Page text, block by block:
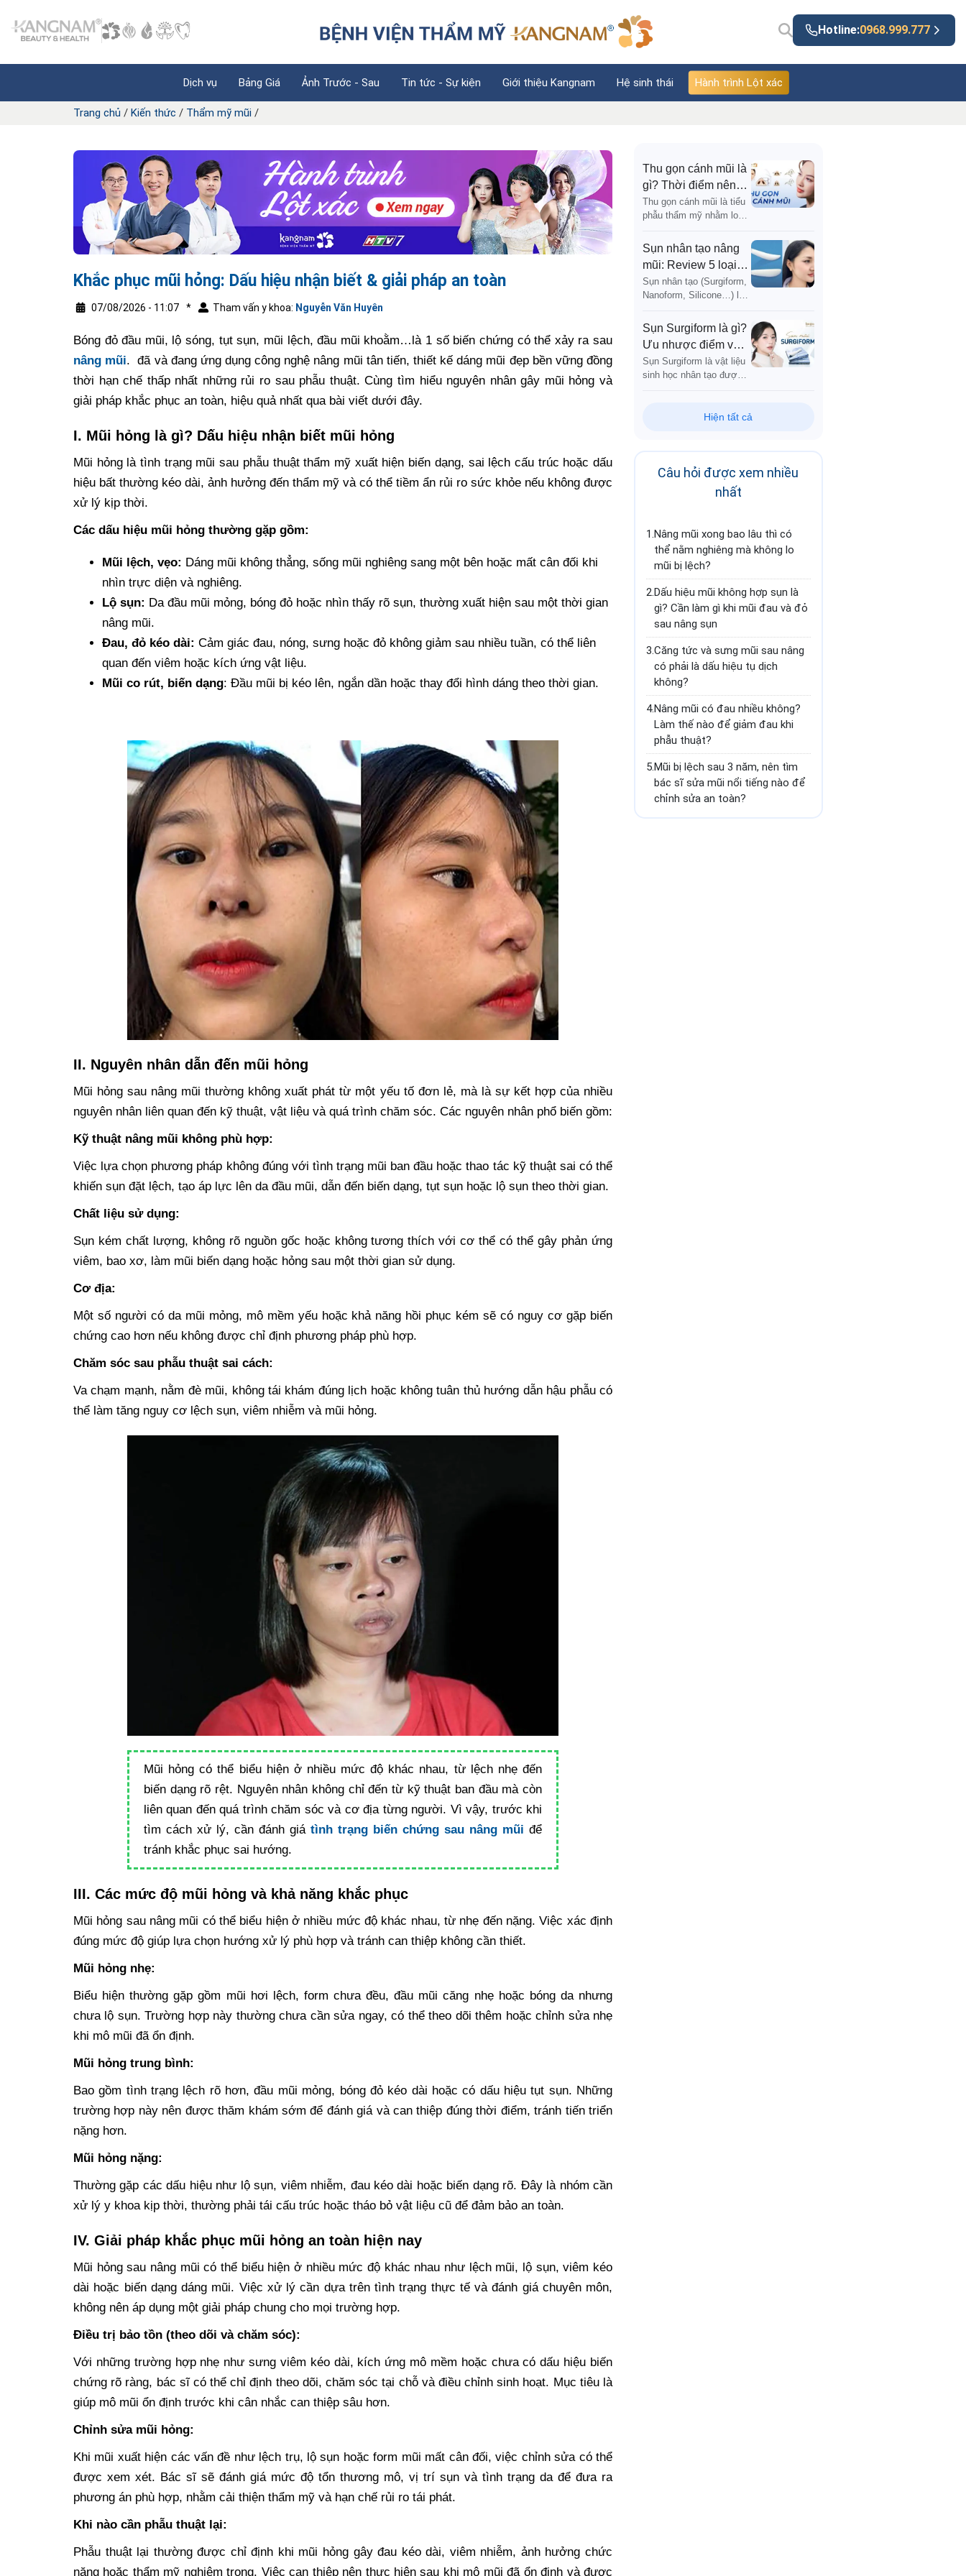
Hotline:0968.999.777
Dịch vụ Bảng Giá Ảnh Trước - Sau Tin tức - Sự kiện Giới thiệu Kangnam Hệ sinh thái Hành trình Lột xác
Trang chủ / Kiến thức / Thẩm mỹ mũi /
Khắc phục mũi hỏng: Dấu hiệu nhận biết & giải pháp an toàn
07/08/2026 - 11:07 * Tham vấn y khoa: Nguyễn Văn Huyên
Bóng đỏ đầu mũi, lộ sóng, tụt sụn, mũi lệch, đầu mũi khoằm…là 1 số biến chứng có thể xảy ra sau
nâng mũi. đã và đang ứng dụng công nghệ nâng mũi tân tiến, thiết kế dáng mũi đẹp bền vững đồng
thời hạn chế thấp nhất những rủi ro sau phẫu thuật. Cùng tìm hiểu nguyên nhân gây mũi hỏng và
giải pháp khắc phục an toàn, hiệu quả nhất qua bài viết dưới đây.
I. Mũi hỏng là gì? Dấu hiệu nhận biết mũi hỏng
Mũi hỏng là tình trạng mũi sau phẫu thuật thẩm mỹ xuất hiện biến dạng, sai lệch cấu trúc hoặc dấu
hiệu bất thường kéo dài, ảnh hưởng đến thẩm mỹ và có thể tiềm ẩn rủi ro sức khỏe nếu không được
xử lý kịp thời.
Các dấu hiệu mũi hỏng thường gặp gồm:
Mũi lệch, vẹo: Dáng mũi không thẳng, sống mũi nghiêng sang một bên hoặc mất cân đối khi
nhìn trực diện và nghiêng.
Lộ sụn: Da đầu mũi mỏng, bóng đỏ hoặc nhìn thấy rõ sụn, thường xuất hiện sau một thời gian
nâng mũi.
Đau, đỏ kéo dài: Cảm giác đau, nóng, sưng hoặc đỏ không giảm sau nhiều tuần, có thể liên
quan đến viêm hoặc kích ứng vật liệu.
Mũi co rút, biến dạng: Đầu mũi bị kéo lên, ngắn dần hoặc thay đổi hình dáng theo thời gian.
II. Nguyên nhân dẫn đến mũi hỏng
Mũi hỏng sau nâng mũi thường không xuất phát từ một yếu tố đơn lẻ, mà là sự kết hợp của nhiều
nguyên nhân liên quan đến kỹ thuật, vật liệu và quá trình chăm sóc. Các nguyên nhân phổ biến gồm:
Kỹ thuật nâng mũi không phù hợp:
Việc lựa chọn phương pháp không đúng với tình trạng mũi ban đầu hoặc thao tác kỹ thuật sai có thể
khiến sụn đặt lệch, tạo áp lực lên da đầu mũi, dẫn đến biến dạng, tụt sụn hoặc lộ sụn theo thời gian.
Chất liệu sử dụng:
Sụn kém chất lượng, không rõ nguồn gốc hoặc không tương thích với cơ thể có thể gây phản ứng
viêm, bao xơ, làm mũi biến dạng hoặc hỏng sau một thời gian sử dụng.
Cơ địa:
Một số người có da mũi mỏng, mô mềm yếu hoặc khả năng hồi phục kém sẽ có nguy cơ gặp biến
chứng cao hơn nếu không được chỉ định phương pháp phù hợp.
Chăm sóc sau phẫu thuật sai cách:
Va chạm mạnh, nằm đè mũi, không tái khám đúng lịch hoặc không tuân thủ hướng dẫn hậu phẫu có
thể làm tăng nguy cơ lệch sụn, viêm nhiễm và mũi hỏng.
Mũi hỏng có thể biểu hiện ở nhiều mức độ khác nhau, từ lệch nhẹ đến
biến dạng rõ rệt. Nguyên nhân không chỉ đến từ kỹ thuật ban đầu mà còn
liên quan đến quá trình chăm sóc và cơ địa từng người. Vì vậy, trước khi
tìm cách xử lý, cần đánh giá tình trạng biến chứng sau nâng mũi để
tránh khắc phục sai hướng.
III. Các mức độ mũi hỏng và khả năng khắc phục
Mũi hỏng sau nâng mũi có thể biểu hiện ở nhiều mức độ khác nhau, từ nhẹ đến nặng. Việc xác định
đúng mức độ giúp lựa chọn hướng xử lý phù hợp và tránh can thiệp không cần thiết.
Mũi hỏng nhẹ:
Biểu hiện thường gặp gồm mũi hơi lệch, form chưa đều, đầu mũi căng nhẹ hoặc bóng da nhưng
chưa lộ sụn. Trường hợp này thường chưa cần sửa ngay, có thể theo dõi thêm hoặc chỉnh sửa nhẹ
khi mô mũi đã ổn định.
Mũi hỏng trung bình:
Bao gồm tình trạng lệch rõ hơn, đầu mũi mỏng, bóng đỏ kéo dài hoặc có dấu hiệu tụt sụn. Những
trường hợp này nên được thăm khám sớm để đánh giá và can thiệp đúng thời điểm, tránh tiến triển
nặng hơn.
Mũi hỏng nặng:
Thường gặp các dấu hiệu như lộ sụn, viêm nhiễm, đau kéo dài hoặc biến dạng rõ. Đây là nhóm cần
xử lý y khoa kịp thời, thường phải tái cấu trúc hoặc tháo bỏ vật liệu cũ để đảm bảo an toàn.
IV. Giải pháp khắc phục mũi hỏng an toàn hiện nay
Mũi hỏng sau nâng mũi có thể biểu hiện ở nhiều mức độ khác nhau như lệch mũi, lộ sụn, viêm kéo
dài hoặc biến dạng dáng mũi. Việc xử lý cần dựa trên tình trạng thực tế và đánh giá chuyên môn,
không nên áp dụng một giải pháp chung cho mọi trường hợp.
Điều trị bảo tồn (theo dõi và chăm sóc):
Với những trường hợp nhẹ như sưng viêm kéo dài, kích ứng mô mềm hoặc chưa có dấu hiệu biến
chứng rõ ràng, bác sĩ có thể chỉ định theo dõi, chăm sóc tại chỗ và điều chỉnh sinh hoạt. Mục tiêu là
giúp mô mũi ổn định trước khi cân nhắc can thiệp sâu hơn.
Chỉnh sửa mũi hỏng:
Khi mũi xuất hiện các vấn đề như lệch trụ, lộ sụn hoặc form mũi mất cân đối, việc chỉnh sửa có thể
được xem xét. Bác sĩ sẽ đánh giá mức độ tổn thương mô, vị trí sụn và tình trạng da để đưa ra
phương án phù hợp, nhằm cải thiện thẩm mỹ và hạn chế rủi ro tái phát.
Khi nào cần phẫu thuật lại:
Phẫu thuật lại thường được chỉ định khi mũi hỏng gây đau kéo dài, viêm nhiễm, ảnh hưởng chức
năng hoặc thẩm mỹ nghiêm trọng. Việc can thiệp nên thực hiện sau khi mô mũi đã ổn định và được
Thu gọn cánh mũi là
gì? Thời điểm nên
thực hiện và những
điều cần biết
Thu gọn cánh mũi là tiểu
phẫu thẩm mỹ nhằm loại
mô mềm dư thừa ở chân
cánh mũi, thu hẹp chiều
ngang và tạo sự cân đối
Sụn nhân tạo nâng
mũi: Review 5 loại
sụn và bí quyết chọn
dáng mũi bền vững
Sụn nhân tạo (Surgiform,
Nanoform, Silicone…) là
sống mũi và tạo dáng S-
Line/L-Line. Các dòng
ePTFE chiếm 48.8%
Sụn Surgiform là gì?
Ưu nhược điểm và
ai phù hợp
Sụn Surgiform là vật liệu
sinh học nhân tạo được
có cấu trúc vi lỗ cho phép
Hiện tất cả
Câu hỏi được xem nhiều
nhất
1.Nâng mũi xong bao lâu thì có
thể nằm nghiêng mà không lo
mũi bị lệch?
2.Dấu hiệu mũi không hợp sụn là
gì? Cần làm gì khi mũi đau và đỏ
sau nâng sụn
3.Căng tức và sưng mũi sau nâng
có phải là dấu hiệu tụ dịch
không?
4.Nâng mũi có đau nhiều không?
Làm thế nào để giảm đau khi
phẫu thuật?
5.Mũi bị lệch sau 3 năm, nên tìm
bác sĩ sửa mũi nổi tiếng nào để
chỉnh sửa an toàn?